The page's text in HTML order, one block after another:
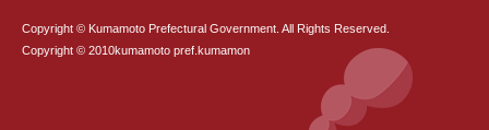
Copyright © Kumamoto Prefectural Government. All Rights Reserved.
Copyright © 2010kumamoto pref.kumamon